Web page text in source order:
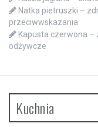
Natka pietruszki –
przeciwwskazania
Kapusta czerwona –
odżywcze
Kuchnia